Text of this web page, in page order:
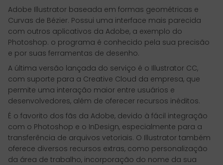
Adobe Illustrator baseada em formas geométricas e
Curvas de Bézier. Possui uma interface mais parecida
com outros aplicativos da Adobe, a exemplo do
Photoshop. o programa é conhecido pela sua precisão
e por suas ferramentas de desenho.
A última versão lançada do serviço é o Illustrator CC,
com suporte para a Creative Cloud da empresa, que
permite uma interação maior entre usuários e
desenvolvedores, além de oferecer recursos inéditos.
É o favorito dos fãs da Adobe, devido à fácil integração
com o Photoshop e o InDesign, especialmente para a
transferência de arquivos vetoriais. O Illustrator também
oferece diversos recursos extras, como personalização
da área de trabalho, incorporação do nome da sua